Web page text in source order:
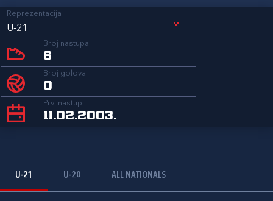
Reprezentacija
U-21
Broj nastupa
6
Broj golova
0
Prvi nastup
11.02.2003.
U-21 U-20 ALL NATIONALS